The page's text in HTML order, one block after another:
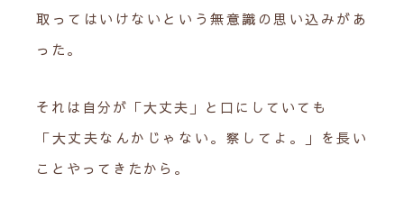
取ってはいけないという無意識の思い込みがあ
った。
それは自分が「大丈夫」と口にしていても
「大丈夫なんかじゃない。察してよ。」を長い
ことやってきたから。